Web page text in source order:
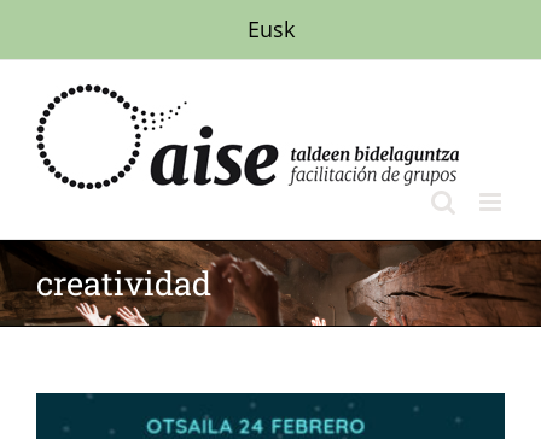
contenido
Eusk
creatividad